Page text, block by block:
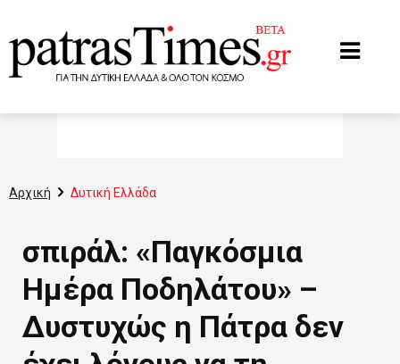
Αρχική Δυτική Ελλάδα
σπιράλ: «Παγκόσμια
Ημέρα Ποδηλάτου» –
Δυστυχώς η Πάτρα δεν